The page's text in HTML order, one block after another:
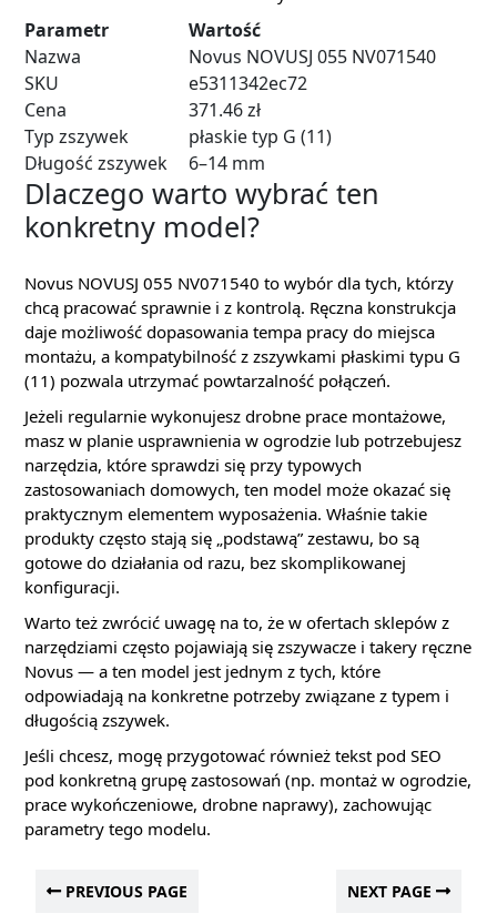
Parametr
Wartość
Nazwa
Novus NOVUSJ 055 NV071540
SKU
e5311342ec72
Cena
371.46 zł
Typ zszywek
płaskie typ G (11)
Długość zszywek
6–14 mm
Dlaczego warto wybrać ten
konkretny model?
Novus NOVUSJ 055 NV071540 to wybór dla tych, którzy
chcą pracować sprawnie i z kontrolą. Ręczna konstrukcja
daje możliwość dopasowania tempa pracy do miejsca
montażu, a kompatybilność z zszywkami płaskimi typu G
(11) pozwala utrzymać powtarzalność połączeń.
Jeżeli regularnie wykonujesz drobne prace montażowe,
masz w planie usprawnienia w ogrodzie lub potrzebujesz
narzędzia, które sprawdzi się przy typowych
zastosowaniach domowych, ten model może okazać się
praktycznym elementem wyposażenia. Właśnie takie
produkty często stają się „podstawą” zestawu, bo są
gotowe do działania od razu, bez skomplikowanej
konfiguracji.
Warto też zwrócić uwagę na to, że w ofertach sklepów z
narzędziami często pojawiają się zszywacze i takery ręczne
Novus — a ten model jest jednym z tych, które
odpowiadają na konkretne potrzeby związane z typem i
długością zszywek.
Jeśli chcesz, mogę przygotować również tekst pod SEO
pod konkretną grupę zastosowań (np. montaż w ogrodzie,
prace wykończeniowe, drobne naprawy), zachowując
parametry tego modelu.
PREVIOUS PAGE NEXT PAGE